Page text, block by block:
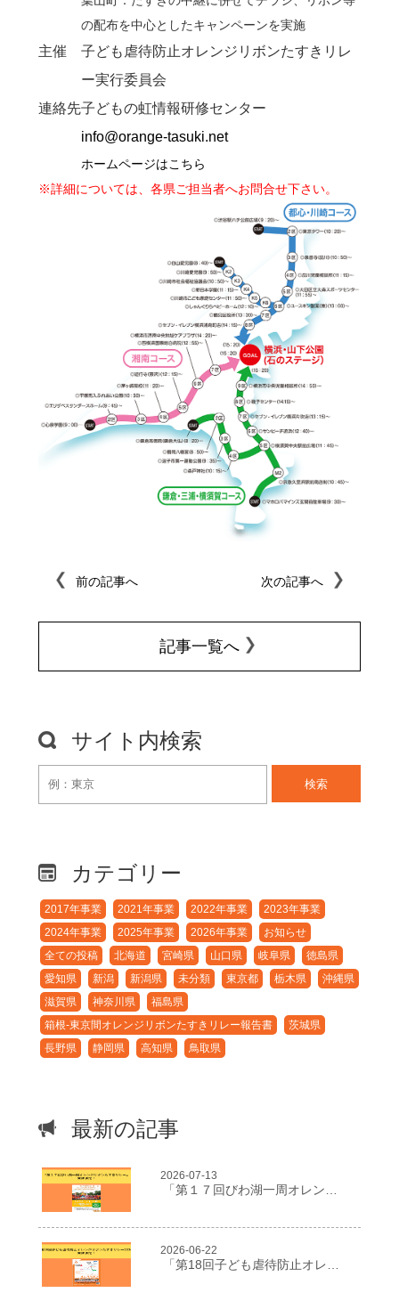
の配布を中心としたキャンペーンを実施
主催
子ども虐待防止オレンジリボンたすきリレ
ー実行委員会
連絡先子どもの虹情報研修センター
info@orange-tasuki.net
ホームページはこちら
※詳細については、各県ご担当者へお問合せ下さい。
前の記事へ 次の記事へ
記事一覧へ
サイト内検索
検索
カテゴリー
2017年事業 2021年事業 2022年事業
2023年事業
2024年事業
2025年事業 2026年事業
お知らせ
全ての投稿
北海道 宮崎県 山口県 岐阜県
徳島県
愛知県
新潟 新潟県 未分類 東京都 栃木県
沖縄県
滋賀県
神奈川県
福島県
箱根-東京間オレンジリボンたすきリレー報告書
茨城県
長野県
静岡県 高知県 鳥取県
最新の記事
2026-07-13
2026-06-22